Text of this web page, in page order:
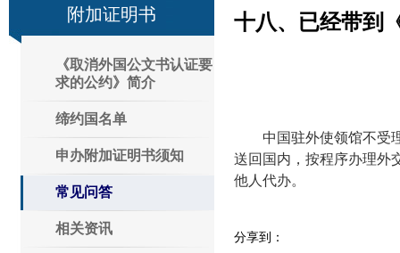
附加证明书
《取消外国公文书认证要
求的公约》简介
缔约国名单
申办附加证明书须知
常见问答
相关资讯
十八、已经带到
中国驻外使领馆不受
送回国内，按程序办理外
他人代办。
分享到：